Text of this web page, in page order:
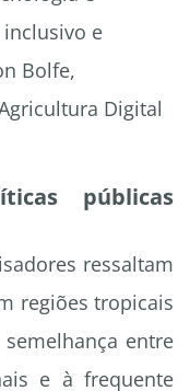
e
Bolfe,
Digital
públicas
ressaltam
regiões tropicais
entre
e à frequente